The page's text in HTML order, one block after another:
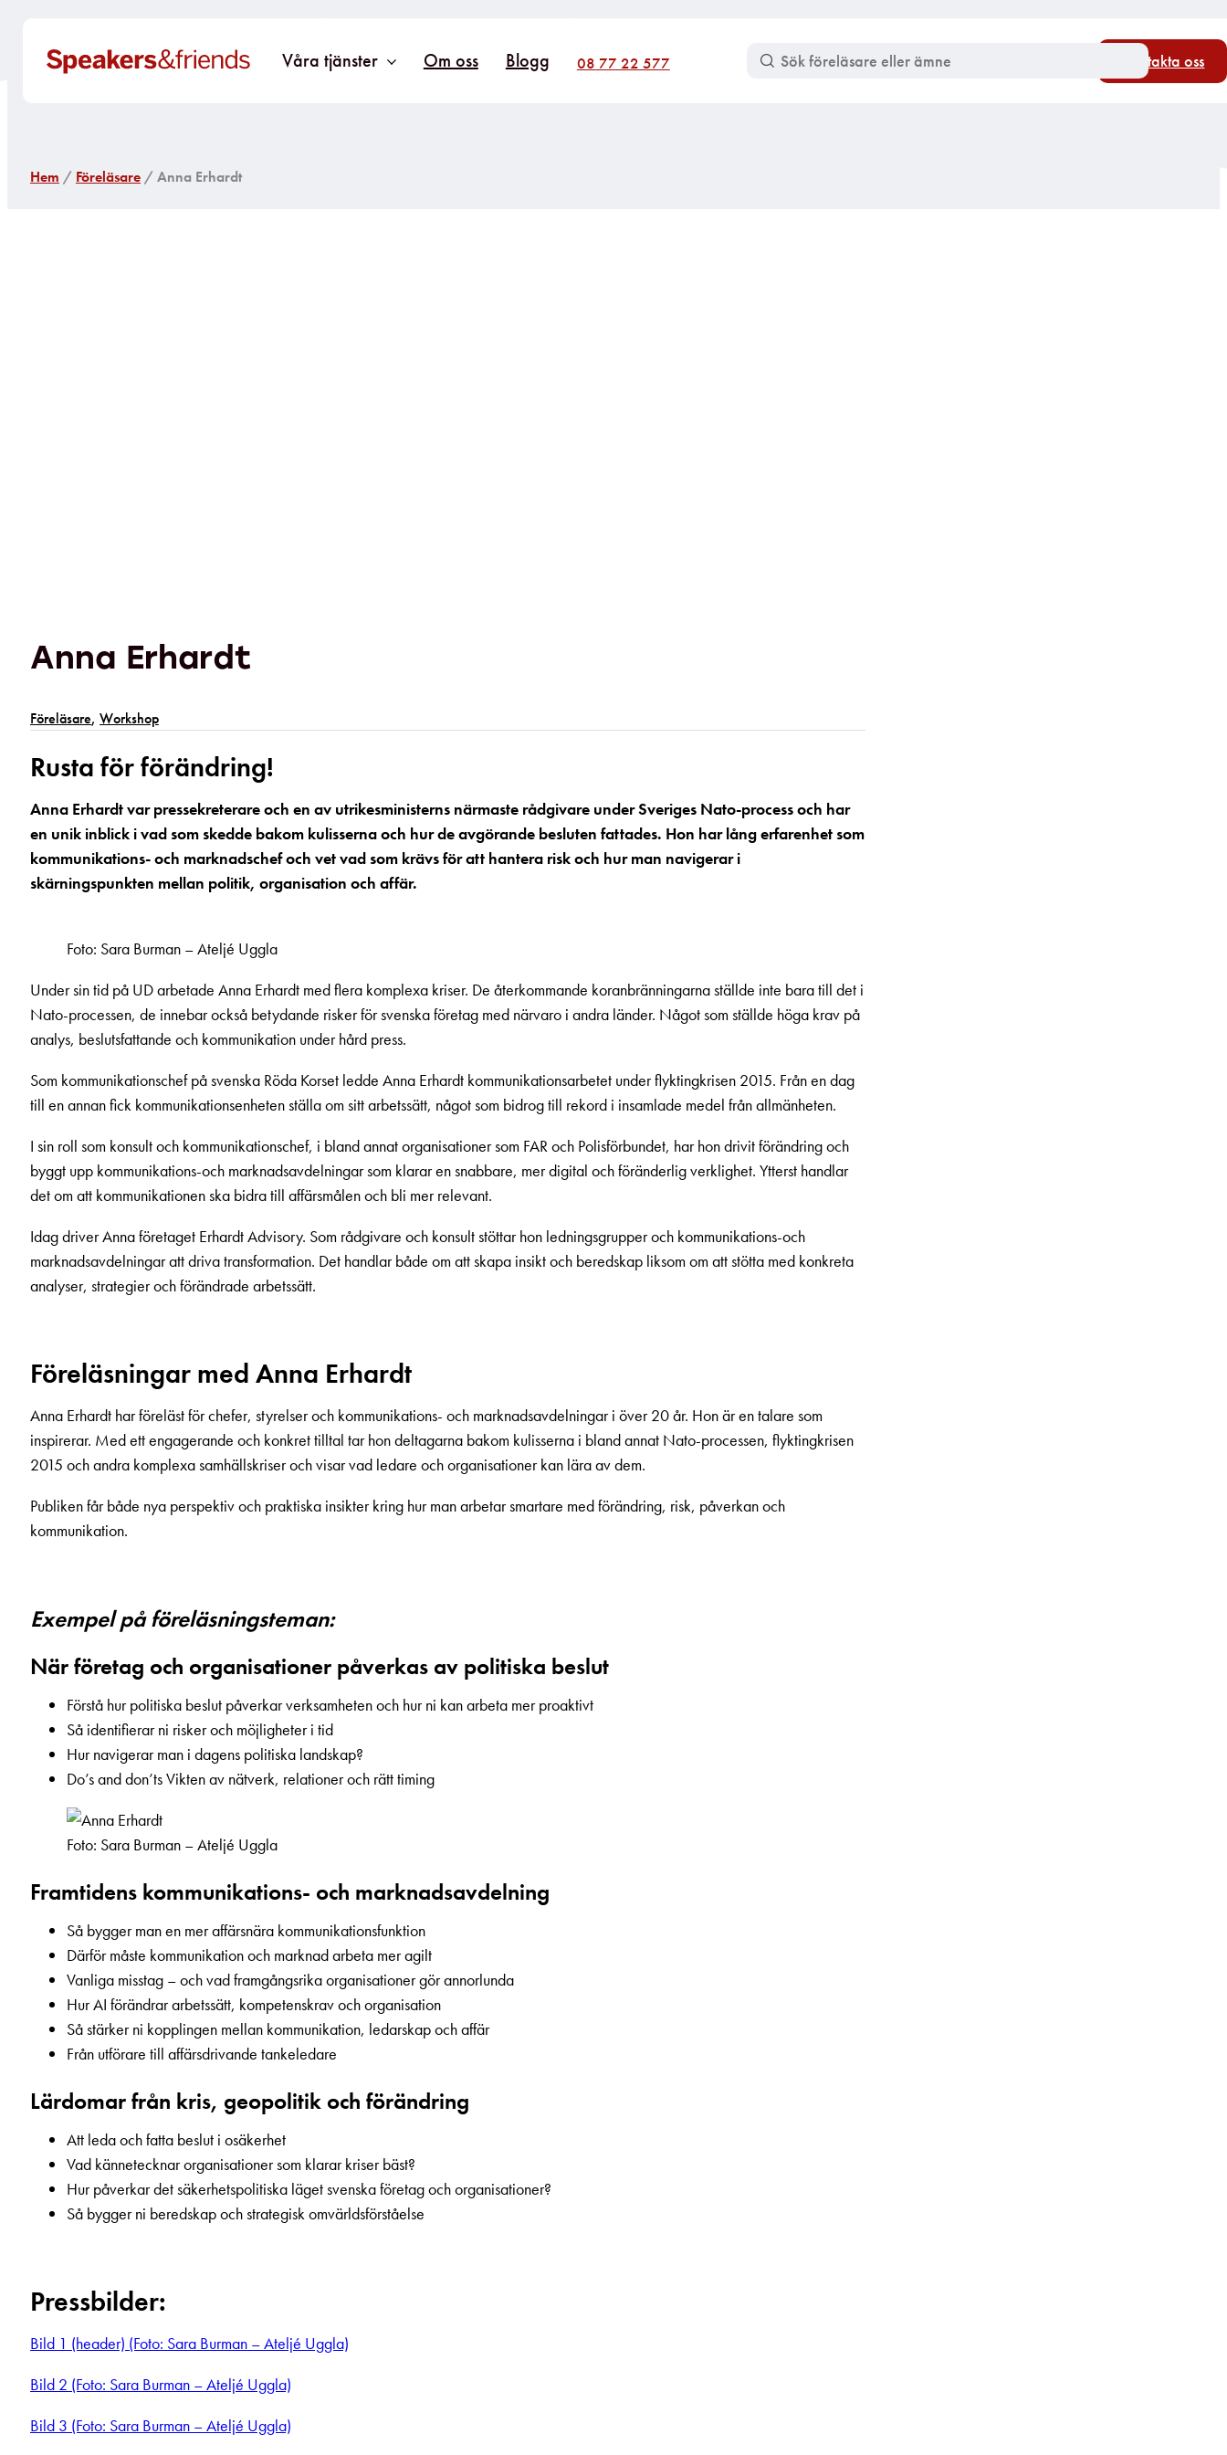
Våra tjänster Om oss Blogg 08 77 22 577 Kontakta oss
Hem / Föreläsare / Anna Erhardt
Anna Erhardt
Föreläsare, Workshop
Rusta för förändring!
Anna Erhardt var pressekreterare och en av utrikesministerns närmaste rådgivare under Sveriges Nato-process och har
en unik inblick i vad som skedde bakom kulisserna och hur de avgörande besluten fattades. Hon har lång erfarenhet som
kommunikations- och marknadschef och vet vad som krävs för att hantera risk och hur man navigerar i
skärningspunkten mellan politik, organisation och affär.
Foto: Sara Burman – Ateljé Uggla
Under sin tid på UD arbetade Anna Erhardt med flera komplexa kriser. De återkommande koranbränningarna ställde inte bara till det i
Nato-processen, de innebar också betydande risker för svenska företag med närvaro i andra länder. Något som ställde höga krav på
analys, beslutsfattande och kommunikation under hård press.
Som kommunikationschef på svenska Röda Korset ledde Anna Erhardt kommunikationsarbetet under flyktingkrisen 2015. Från en dag
till en annan fick kommunikationsenheten ställa om sitt arbetssätt, något som bidrog till rekord i insamlade medel från allmänheten.
I sin roll som konsult och kommunikationschef, i bland annat organisationer som FAR och Polisförbundet, har hon drivit förändring och
byggt upp kommunikations-och marknadsavdelningar som klarar en snabbare, mer digital och föränderlig verklighet. Ytterst handlar
det om att kommunikationen ska bidra till affärsmålen och bli mer relevant.
Idag driver Anna företaget Erhardt Advisory. Som rådgivare och konsult stöttar hon ledningsgrupper och kommunikations-och
marknadsavdelningar att driva transformation. Det handlar både om att skapa insikt och beredskap liksom om att stötta med konkreta
analyser, strategier och förändrade arbetssätt.
Föreläsningar med Anna Erhardt
Anna Erhardt har föreläst för chefer, styrelser och kommunikations- och marknadsavdelningar i över 20 år. Hon är en talare som
inspirerar. Med ett engagerande och konkret tilltal tar hon deltagarna bakom kulisserna i bland annat Nato-processen, flyktingkrisen
2015 och andra komplexa samhällskriser och visar vad ledare och organisationer kan lära av dem.
Publiken får både nya perspektiv och praktiska insikter kring hur man arbetar smartare med förändring, risk, påverkan och
kommunikation.
Exempel på föreläsningsteman:
När företag och organisationer påverkas av politiska beslut
Förstå hur politiska beslut påverkar verksamheten och hur ni kan arbeta mer proaktivt
Så identifierar ni risker och möjligheter i tid
Hur navigerar man i dagens politiska landskap?
Do’s and don’ts Vikten av nätverk, relationer och rätt timing
Foto: Sara Burman – Ateljé Uggla
Framtidens kommunikations- och marknadsavdelning
Så bygger man en mer affärsnära kommunikationsfunktion
Därför måste kommunikation och marknad arbeta mer agilt
Vanliga misstag – och vad framgångsrika organisationer gör annorlunda
Hur AI förändrar arbetssätt, kompetenskrav och organisation
Så stärker ni kopplingen mellan kommunikation, ledarskap och affär
Från utförare till affärsdrivande tankeledare
Lärdomar från kris, geopolitik och förändring
Att leda och fatta beslut i osäkerhet
Vad kännetecknar organisationer som klarar kriser bäst?
Hur påverkar det säkerhetspolitiska läget svenska företag och organisationer?
Så bygger ni beredskap och strategisk omvärldsförståelse
Pressbilder:
Bild 1 (header) (Foto: Sara Burman – Ateljé Uggla)
Bild 2 (Foto: Sara Burman – Ateljé Uggla)
Bild 3 (Foto: Sara Burman – Ateljé Uggla)